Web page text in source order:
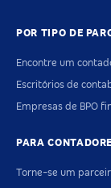
POR TIPO DE
Encontre um
Escritórios de
Empresas de BPO
PARA
Torne-se um